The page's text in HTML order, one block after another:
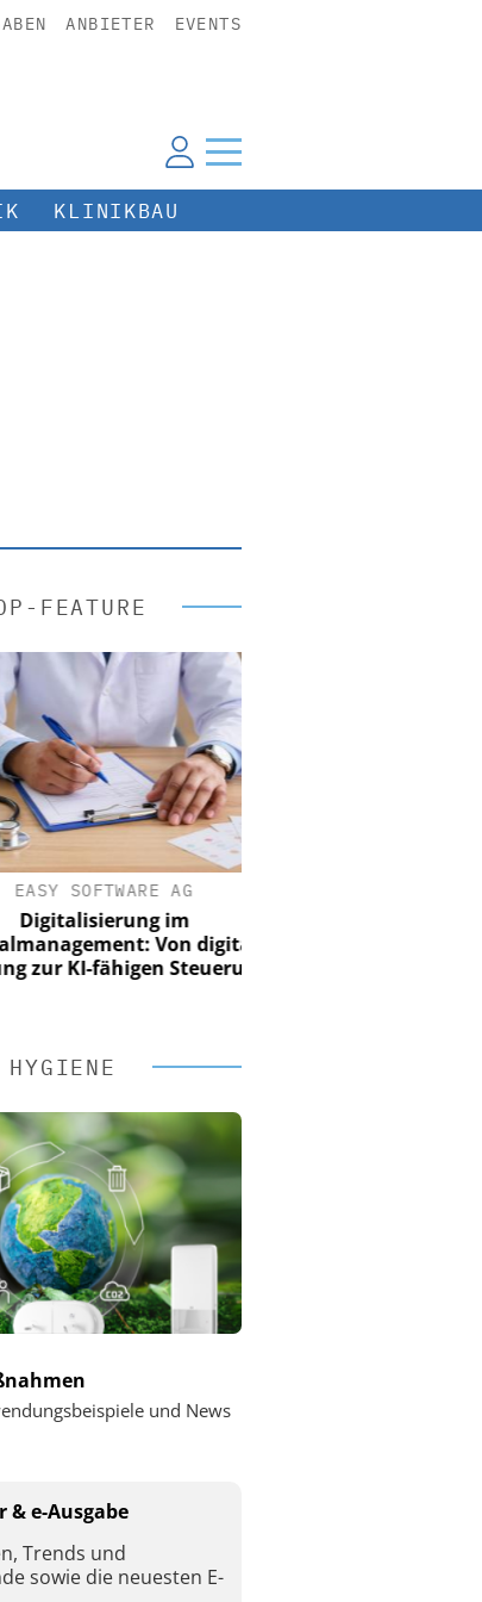
ANBIETER EVENTS
KLINIKBAU
FEATURE
SOFTWARE AG
im
Von digitaler
KI-fähigen Steuerung
HYGIENE
und News
& e-Ausgabe
Trends und
sowie die neuesten E-